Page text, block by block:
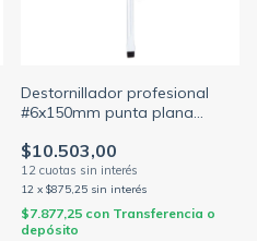
Destornillador profesional
#6x150mm punta plana
$10.503,00
12 x $875,25 sin interés
$7.877,25 con Transferencia o
depósito